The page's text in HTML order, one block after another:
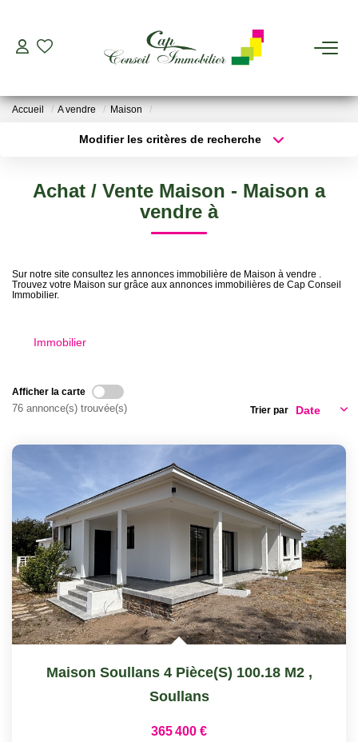
VIAGER
Accueil A vendre Maison
Modifier les critères de recherche
Type de bien
Surface min
Créer une alerte
Achat / Vente Maison - Maison a
vendre à
Sur notre site consultez les annonces immobilière de Maison à vendre .
Trouvez votre Maison sur grâce aux annonces immobilières de Cap Conseil
Immobilier.
Immobilier
Afficher la carte
76 annonce(s) trouvée(s) Trier par
Maison Soullans 4 Pièce(s) 100.18 M2 ,
Soullans
365 400 €